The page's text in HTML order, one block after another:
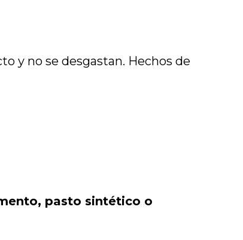
y no se desgastan. Hechos de
pasto sintético o